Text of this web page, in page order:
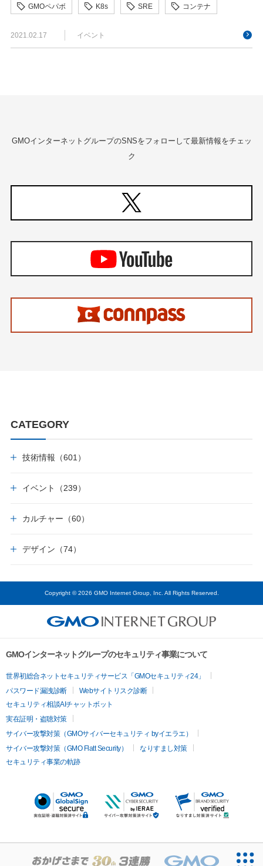
GMOペパボ K8s SRE コンテナ
2021.02.17 イベント
GMOインターネットグループのSNSをフォローして最新情報をチェッ
ク
CATEGORY
技術情報（601）
イベント（239）
カルチャー（60）
デザイン（74）
Copyright © 2026 GMO Internet Group, Inc. All Rights Reserved.
GMOインターネットグループのセキュリティ事業について
世界初総合ネットセキュリティサービス「GMOセキュリティ24」
パスワード漏洩診断
Webサイトリスク診断
セキュリティ相談AIチャットボット
実在証明・盗聴対策
サイバー攻撃対策（GMOサイバーセキュリティ byイエラエ）
サイバー攻撃対策（GMO Flatt Security）
なりすまし対策
セキュリティ事業の軌跡